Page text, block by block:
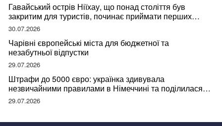
Гавайський острів Ніїхау, що понад століття був
закритим для туристів, починає приймати перших
відвідувачів
30.07.2026
Чарівні європейські міста для бюджетної та
незабутньої відпустки
29.07.2026
Штрафи до 5000 євро: українка здивувала
незвичайними правилами в Німеччині та поділилася
правдою
29.07.2026